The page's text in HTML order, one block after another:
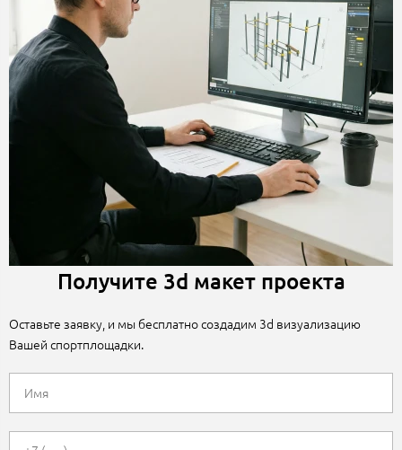
Получите 3d макет проекта
Оставьте заявку, и мы бесплатно создадим 3d визуализацию
Вашей спортплощадки.